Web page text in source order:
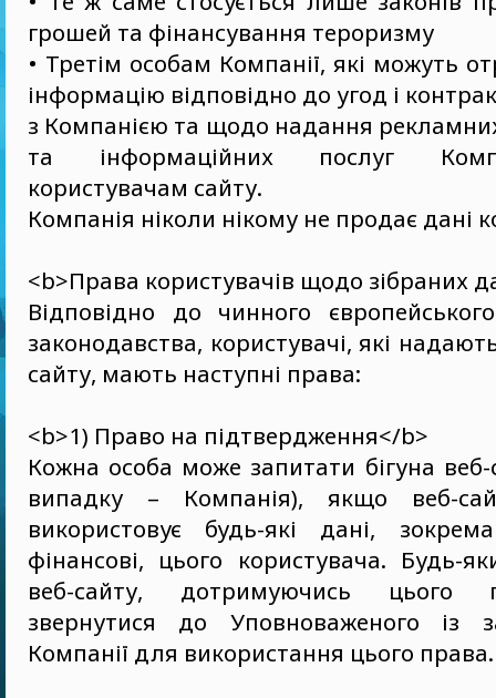
грошей та фінансування тероризму
• Третім особам Компанії, які можуть
інформацію відповідно до угод і
з Компанією та щодо надання
та інформаційних послуг
користувачам сайту.
Компанія ніколи нікому не продає дані
<b>Права користувачів щодо зібраних
Відповідно до чинного
законодавства, користувачі, які
сайту, мають наступні права:
<b>1) Право на підтвердження</b>
Кожна особа може запитати бігуна
випадку – Компанія), якщо веб-
використовує будь-які дані,
фінансові, цього користувача. Будь-
веб-сайту, дотримуючись цього
звернутися до Уповноваженого із
Компанії для використання цього права.